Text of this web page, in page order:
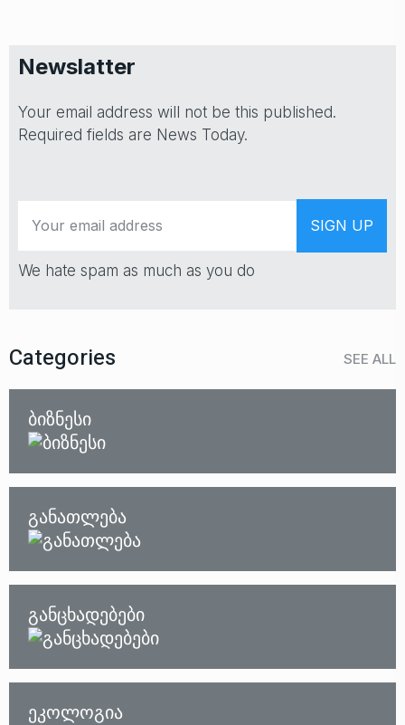
Newslatter
Your email address will not be this published.
Required fields are News Today.
We hate spam as much as you do
Categories SEE ALL
ბიზნესი
განათლება
განცხადებები
ეკოლოგია